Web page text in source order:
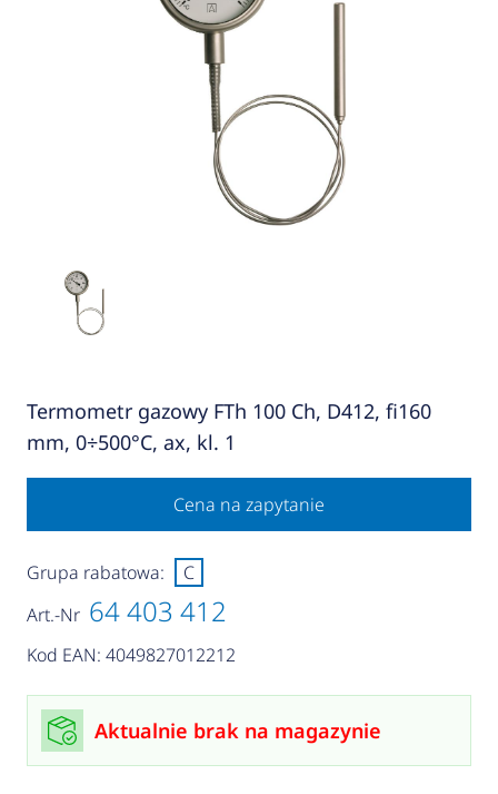
Termometr gazowy FTh 100 Ch, D412, fi160
mm, 0÷500°C, ax, kl. 1
Cena na zapytanie
Art.-Nr 64 403 412
Kod EAN: 4049827012212
Grupa rabatowa: C
Aktualnie brak na magazynie